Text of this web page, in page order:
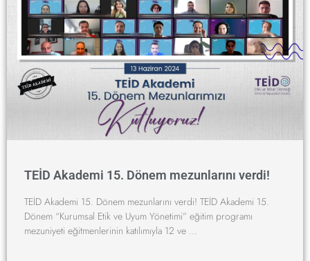
TEİD Akademi 15. Dönem mezunlarını verdi!
TEİD Akademi 15. Dönem mezunlarını verdi! TEİD Akademi 15.
Dönem “Kurumsal Etik ve Uyum Yönetimi” eğitim programı
mezuniyeti eğitmenlerinin katılımıyla 12 ve …